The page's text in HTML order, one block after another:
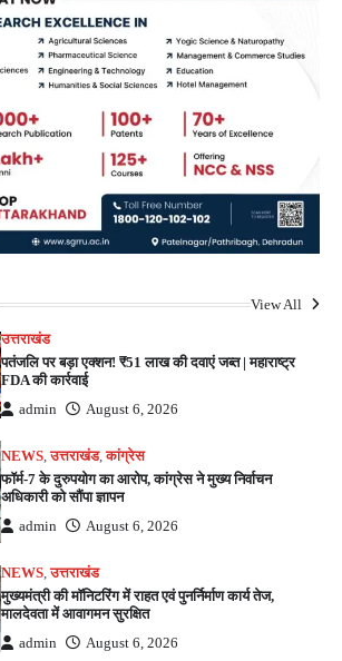
View All
उत्तराखंड
पतंजलि पर बड़ा एक्शन! ₹51 लाख की दवाएं जब्त | महाराष्ट्र
FDA की कार्रवाई
admin August 6, 2026
NEWS,उत्तराखंड,कांग्रेस
फॉर्म-7 के दुरुपयोग का आरोप, कांग्रेस ने मुख्य निर्वाचन
अधिकारी को सौंपा ज्ञापन
admin August 6, 2026
NEWS,उत्तराखंड
मुख्यमंत्री की मॉनिटरिंग में राहत एवं पुनर्निर्माण कार्य तेज,
मालदेवता में आवागमन सुरक्षित
admin August 6, 2026